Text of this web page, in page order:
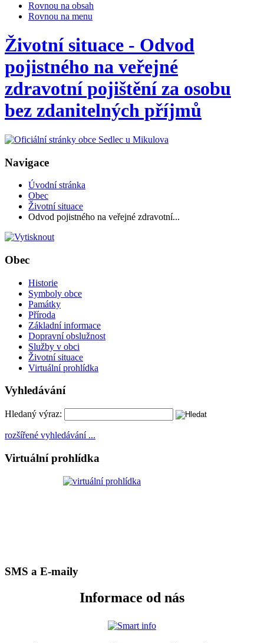
Rovnou na obsah
Rovnou na menu
Životní situace - Odvod
pojistného na veřejné
zdravotní pojištění za osobu
bez zdanitelných příjmů
Navigace
Úvodní stránka
Obec
Životní situace
Odvod pojistného na veřejné zdravotní...
Obec
Historie
Symboly obce
Památky
Příroda
Základní informace
Dopravní obslužnost
Služby v obci
Životní situace
Virtuální prohlídka
Vyhledávání
Hledaný výraz:
rozšířené vyhledávání ...
Virtuální prohlídka
SMS a E-maily
Informace od nás